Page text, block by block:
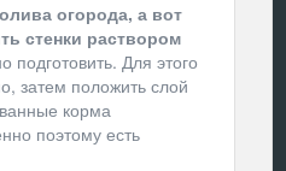
огорода, а вот
стенки раствором
Для этого
затем положить слой
корма
поэтому есть